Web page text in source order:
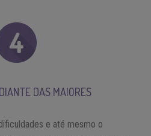
DAS MAIORES
e até mesmo o